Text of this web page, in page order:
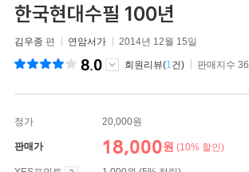
한국현대수필 100년
김우종 편 연암서가 2014년 12월 15일
8.0 회원리뷰(1건) 판매지수 36
정가 20,000원
판매가 18,000원 (10% 할인)